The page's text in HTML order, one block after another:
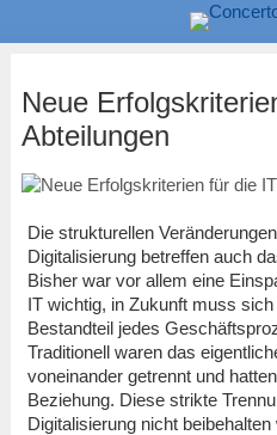
Neue
Abteilungen
Die strukturellen
Digitalisierung betreffen auch
Bisher war vor allem eine
IT wichtig, in Zukunft muss
Bestandteil jedes
Traditionell waren das
voneinander getrennt und
Beziehung. Diese strikte
Digitalisierung nicht beibehalten